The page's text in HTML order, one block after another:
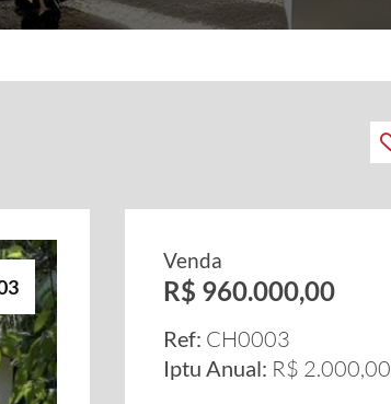
Venda
R$ 960.000,00
Ref: CH0003
Iptu Anual: R$ 2.000,00